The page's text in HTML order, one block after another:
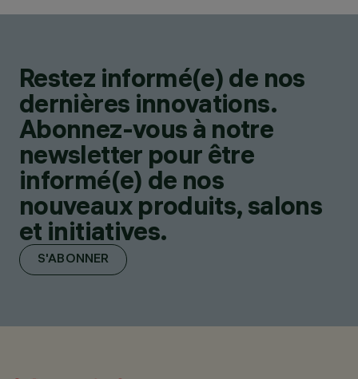
Restez informé(e) de nos
dernières innovations.
Abonnez-vous à notre
newsletter pour être
informé(e) de nos
nouveaux produits, salons
et initiatives.
S'ABONNER